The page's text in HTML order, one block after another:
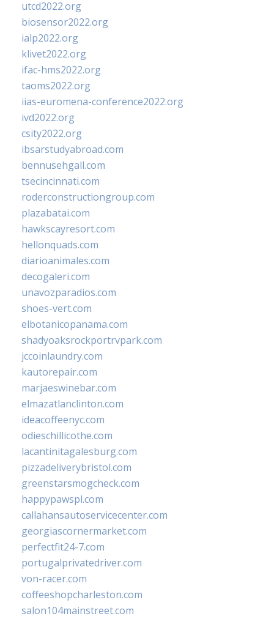
utcd2022.org
biosensor2022.org
ialp2022.org
klivet2022.org
ifac-hms2022.org
taoms2022.org
iias-euromena-conference2022.org
ivd2022.org
csity2022.org
ibsarstudyabroad.com
bennusehgall.com
tsecincinnati.com
roderconstructiongroup.com
plazabatai.com
hawkscayresort.com
hellonquads.com
diarioanimales.com
decogaleri.com
unavozparadios.com
shoes-vert.com
elbotanicopanama.com
shadyoaksrockportrvpark.com
jccoinlaundry.com
kautorepair.com
marjaeswinebar.com
elmazatlanclinton.com
ideacoffeenyc.com
odieschillicothe.com
lacantinitagalesburg.com
pizzadeliverybristol.com
greenstarsmogcheck.com
happypawspl.com
callahansautoservicecenter.com
georgiascornermarket.com
perfectfit24-7.com
portugalprivatedriver.com
von-racer.com
coffeeshopcharleston.com
salon104mainstreet.com